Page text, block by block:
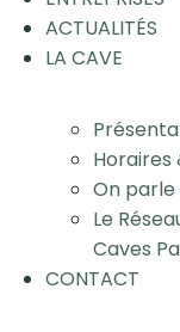
ACTUALITÉS
LA CAVE
Horaires
On parle
Le
Caves
CONTACT